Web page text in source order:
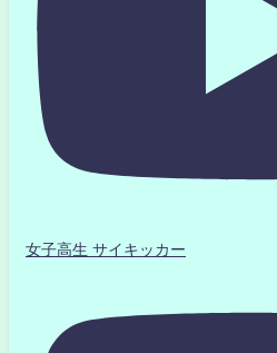
女子高生 サイキッカー